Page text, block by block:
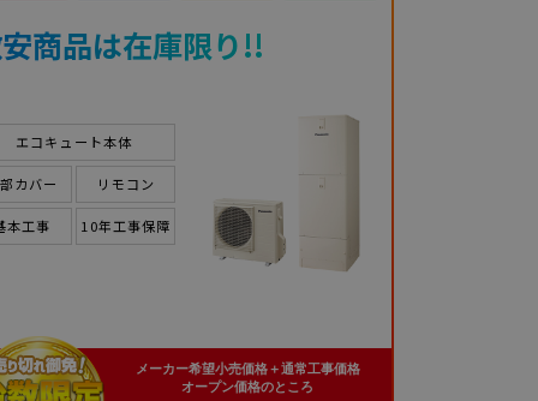
商品は在庫限り!!
エコキュート本体
カバー リモコン
本工事 10年工事保障
メーカー希望小売価格＋通常工事価格
オープン価格のところ